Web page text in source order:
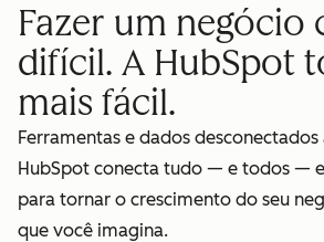
Fazer um negócio
difícil. A HubSpot
mais fácil.
Ferramentas e dados
HubSpot conecta tudo — e todos —
para tornar o crescimento do seu
que você imagina.